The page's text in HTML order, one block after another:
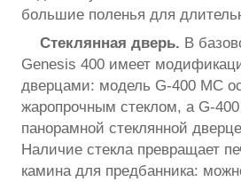
большие поленья для
Стеклянная дверь. В
Genesis 400 имеет
дверцами: модель G-400 МС
жаропрочным стеклом, а G-
панорамной стеклянной
Наличие стекла превращает
камина для предбанника: